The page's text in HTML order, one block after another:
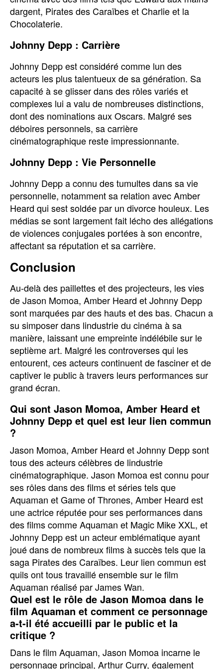
dargent, Pirates des Caraïbes et Charlie et la
Chocolaterie.
Johnny Depp : Carrière
Johnny Depp est considéré comme lun des
acteurs les plus talentueux de sa génération. Sa
capacité à se glisser dans des rôles variés et
complexes lui a valu de nombreuses distinctions,
dont des nominations aux Oscars. Malgré ses
déboires personnels, sa carrière
cinématographique reste impressionnante.
Johnny Depp : Vie Personnelle
Johnny Depp a connu des tumultes dans sa vie
personnelle, notamment sa relation avec Amber
Heard qui sest soldée par un divorce houleux. Les
médias se sont largement fait lécho des allégations
de violences conjugales portées à son encontre,
affectant sa réputation et sa carrière.
Conclusion
Au-delà des paillettes et des projecteurs, les vies
de Jason Momoa, Amber Heard et Johnny Depp
sont marquées par des hauts et des bas. Chacun a
su simposer dans lindustrie du cinéma à sa
manière, laissant une empreinte indélébile sur le
septième art. Malgré les controverses qui les
entourent, ces acteurs continuent de fasciner et de
captiver le public à travers leurs performances sur
grand écran.
Qui sont Jason Momoa, Amber Heard et
Johnny Depp et quel est leur lien commun
?
Jason Momoa, Amber Heard et Johnny Depp sont
tous des acteurs célèbres de lindustrie
cinématographique. Jason Momoa est connu pour
ses rôles dans des films et séries tels que
Aquaman et Game of Thrones, Amber Heard est
une actrice réputée pour ses performances dans
des films comme Aquaman et Magic Mike XXL, et
Johnny Depp est un acteur emblématique ayant
joué dans de nombreux films à succès tels que la
saga Pirates des Caraïbes. Leur lien commun est
quils ont tous travaillé ensemble sur le film
Aquaman réalisé par James Wan.
Quel est le rôle de Jason Momoa dans le
film Aquaman et comment ce personnage
a-t-il été accueilli par le public et la
critique ?
Dans le film Aquaman, Jason Momoa incarne le
personnage principal, Arthur Curry, également